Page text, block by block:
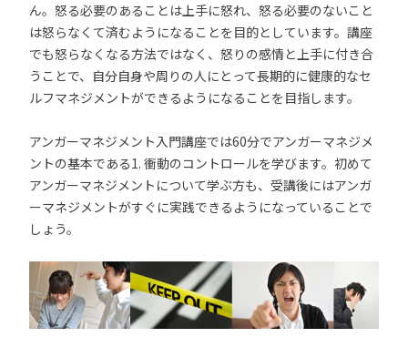
ん。怒る必要のあることは上手に怒れ、怒る必要のないこと
は怒らなくて済むようになることを目的としています。講座
でも怒らなくなる方法ではなく、怒りの感情と上手に付き合
うことで、自分自身や周りの人にとって長期的に健康的なセ
ルフマネジメントができるようになることを目指します。
アンガーマネジメント入門講座では60分でアンガーマネジメ
ントの基本である1. 衝動のコントロールを学びます。初めて
アンガーマネジメントについて学ぶ方も、受講後にはアンガ
ーマネジメントがすぐに実践できるようになっていることで
しょう。